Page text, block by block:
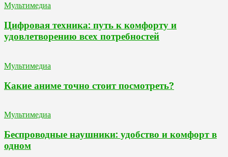
Мультимедиа
Цифровая техника: путь к комфорту и
удовлетворению всех потребностей
Мультимедиа
Какие аниме точно стоит посмотреть?
Мультимедиа
Беспроводные наушники: удобство и комфорт в
одном